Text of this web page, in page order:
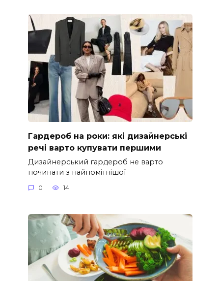
Гардероб на роки: які дизайнерські
речі варто купувати першими
Дизайнерський гардероб не варто
починати з найпомітнішої
0 14